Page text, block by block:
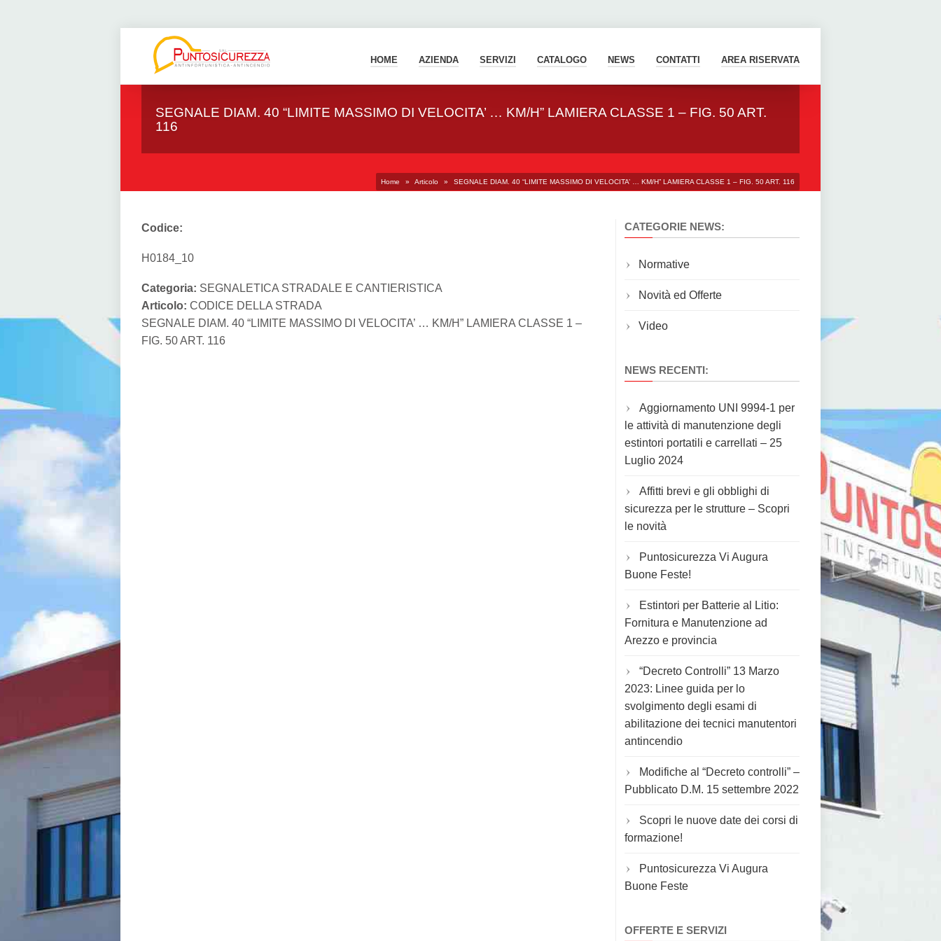
HOME AZIENDA SERVIZI CATALOGO NEWS CONTATTI AREA RISERVATA
SEGNALE DIAM. 40 “LIMITE MASSIMO DI VELOCITA’ … KM/H” LAMIERA CLASSE 1 – FIG. 50 ART.
116
Home » Articolo » SEGNALE DIAM. 40 “LIMITE MASSIMO DI VELOCITA’ … KM/H” LAMIERA CLASSE 1 – FIG. 50 ART. 116
Codice:
H0184_10
Categoria: SEGNALETICA STRADALE E CANTIERISTICA
Articolo: CODICE DELLA STRADA
SEGNALE DIAM. 40 “LIMITE MASSIMO DI VELOCITA’ … KM/H” LAMIERA CLASSE 1 –
FIG. 50 ART. 116
CATEGORIE NEWS:
Normative
Novità ed Offerte
Video
NEWS RECENTI:
Aggiornamento UNI 9994-1 per
le attività di manutenzione degli
estintori portatili e carrellati – 25
Luglio 2024
Affitti brevi e gli obblighi di
sicurezza per le strutture – Scopri
le novità
Puntosicurezza Vi Augura
Buone Feste!
Estintori per Batterie al Litio:
Fornitura e Manutenzione ad
Arezzo e provincia
“Decreto Controlli” 13 Marzo
2023: Linee guida per lo
svolgimento degli esami di
abilitazione dei tecnici manutentori
antincendio
Modifiche al “Decreto controlli” –
Pubblicato D.M. 15 settembre 2022
Scopri le nuove date dei corsi di
formazione!
Puntosicurezza Vi Augura
Buone Feste
OFFERTE E SERVIZI